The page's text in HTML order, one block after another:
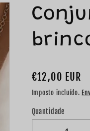
Preço
normal
€12,00 EUR
Imposto incluído.
Quantidade